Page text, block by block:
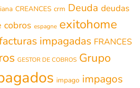
CREANCES crm Deuda deudas
cobros espagne exitohome
impagadas FRANCES
GESTOR DE COBROS Grupo
impago impagos